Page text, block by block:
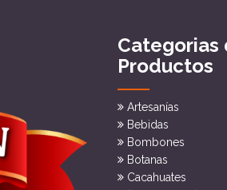
Categorias
Productos
Artesanías
Bebidas
Bombones
Botanas
Cacahuates